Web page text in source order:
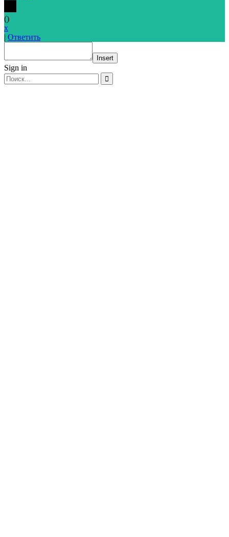
()
x
| Ответить
Insert
Sign in